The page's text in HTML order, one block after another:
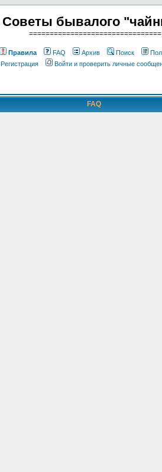
Советы бывалого
================================
Правила FAQ Архив Поиск
Регистрация
Войти и проверить личные
FAQ